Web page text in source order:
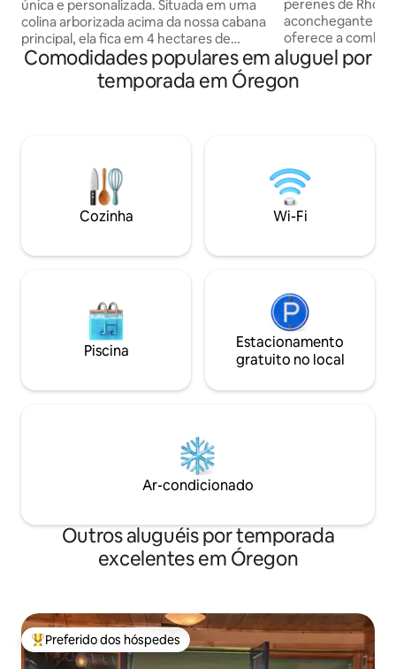
única e personalizada. Situada em uma
colina arborizada acima da nossa cabana
principal, ela fica em 4 hectares de
terreno privado com vegetação, na
divisa com a Floresta Nacional do Monte
Hood. A cabana foi projetada para
de semana romântico na floresta ou
uma base para quem está aqui para
aproveitar tudo o que Mt. Hood tem a
oferecer. Caminhadas, pesca e esqui
perenes de
aconchegante
oferece a
conforto
você está
hidromassagem
interior, tetos
de madeira e
trazem o exterior
enchendo o
elegante
Comodidades populares em aluguel por
temporada em Óregon
Cozinha Wi-Fi
Piscina
Estacionamento
gratuito no local
Ar-condicionado
Outros aluguéis por temporada
excelentes em Óregon
Entre os melhores preferidos dos hóspedes
Preferido dos hóspedes